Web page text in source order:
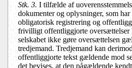
Stk. 3. I tilfælde af
dokumenter og oplysninger, som
obligatorisk registrering og
frivilligt offentliggjorte oversættelser
selskabet ikke gøre oversættelsen
tredjemand. Tredjemand kan
offentliggjorte tekst gældende mod
det bevises, at den pågældende